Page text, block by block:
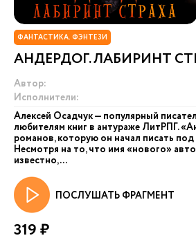
ФАНТАСТИКА. ФЭНТЕЗИ
АНДЕРДОГ. ЛАБИРИНТ
Автор:
Исполнители:
Алексей Осадчук — популярный
любителям книг в антураже ЛитРПГ.
романов, которую он начал писать
Несмотря на то, что имя «нового»
известно,...
ПОСЛУШАТЬ ФРАГМЕНТ
319 ₽